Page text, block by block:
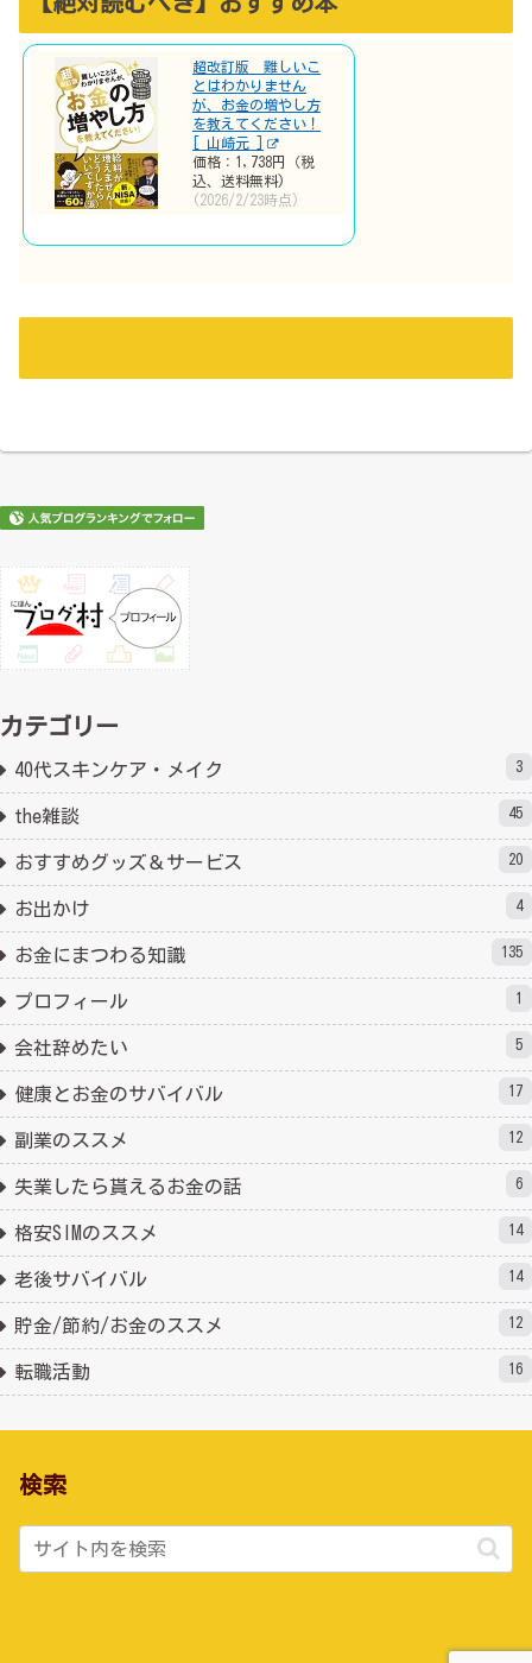
超改訂版 難しいこ
とはわかりません
が、お金の増やし方
を教えてください！
[ 山崎元 ]
価格：1,738円（税
込、送料無料)
(2026/2/23時点)
カテゴリー
40代スキンケア・メイク 3
the雑談 45
おすすめグッズ＆サービス 20
お出かけ 4
お金にまつわる知識 135
プロフィール 1
会社辞めたい 5
健康とお金のサバイバル 17
副業のススメ 12
失業したら貰えるお金の話 6
格安SIMのススメ 14
老後サバイバル 14
貯金/節約/お金のススメ 12
転職活動 16
検索